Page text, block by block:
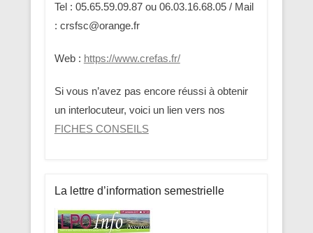
Tel : 05.65.59.09.87 ou 06.03.16.68.05 / Mail
: crsfsc@orange.fr
Web : https://www.crefas.fr/
Si vous n’avez pas encore réussi à obtenir
un interlocuteur, voici un lien vers nos
FICHES CONSEILS
La lettre d’information semestrielle